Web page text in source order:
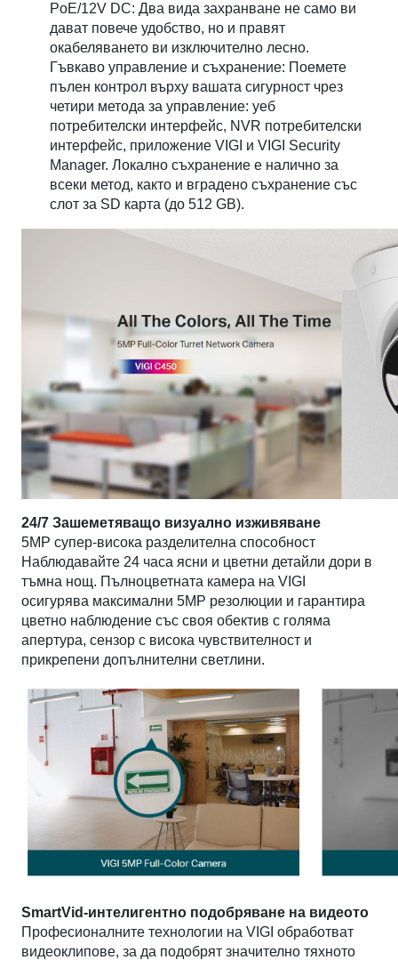
PoE/12V DC: Два вида захранване не само ви
дават повече удобство, но и правят
окабеляването ви изключително лесно.
Гъвкаво управление и съхранение: Поемете
пълен контрол върху вашата сигурност чрез
четири метода за управление: уеб
потребителски интерфейс, NVR потребителски
интерфейс, приложение VIGI и VIGI Security
Manager. Локално съхранение е налично за
всеки метод, както и вградено съхранение със
слот за SD карта (до 512 GB).
24/7 Зашеметяващо визуално изживяване
5MP супер-висока разделителна способност
Наблюдавайте 24 часа ясни и цветни детайли дори в
тъмна нощ. Пълноцветната камера на VIGI
осигурява максимални 5MP резолюции и гарантира
цветно наблюдение със своя обектив с голяма
апертура, сензор с висока чувствителност и
прикрепени допълнителни светлини.
SmartVid-интелигентно подобряване на видеото
Професионалните технологии на VIGI обработват
видеоклипове, за да подобрят значително тяхното